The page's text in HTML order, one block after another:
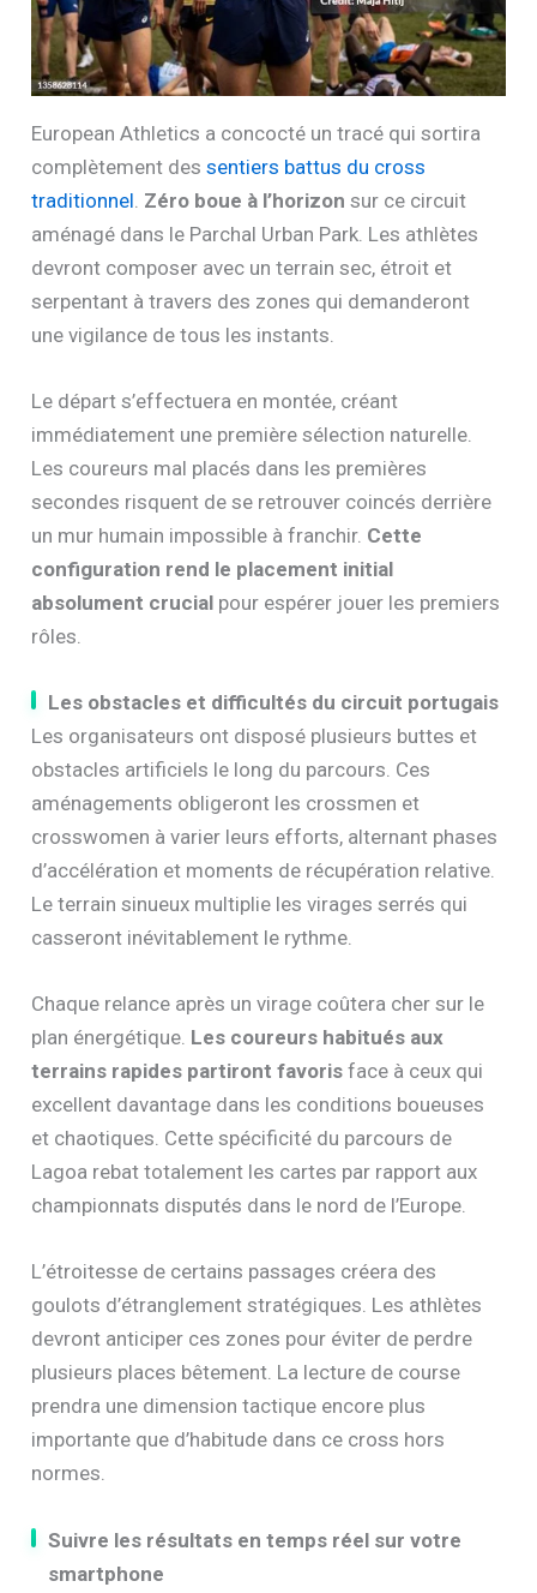
European Athletics a concocté un tracé qui sortira
complètement dessentiers battus du cross
traditionnel Zéro boue à l’horizon sur ce circuit
aménagé dans le Parchal Urban Park. Les athlètes
devront composer avec un terrain sec, étroit et
serpentant à travers des zones qui demanderont
une vigilance de tous les instants.
Le départ s’effectuera en montée, créant
immédiatement une première sélection naturelle.
Les coureurs mal placés dans les premières
secondes risquent de se retrouver coincés derrière
un mur humain impossible à franchir. Cette
configuration rend le placement initial
absolument crucial pour espérer jouer les premiers
rôles.
Les obstacles et difficultés du circuit portugais
Les organisateurs ont disposé plusieurs buttes et
obstacles artificiels le long du parcours. Ces
aménagements obligeront les crossmen et
crosswomen à varier leurs efforts, alternant phases
d’accélération et moments de récupération relative.
Le terrain sinueux multiplie les virages serrés qui
casseront inévitablement le rythme.
Chaque relance après un virage coûtera cher sur le
plan énergétique. Les coureurs habitués aux
terrains rapides partiront favoris face à ceux qui
excellent davantage dans les conditions boueuses
et chaotiques. Cette spécificité du parcours de
Lagoa rebat totalement les cartes par rapport aux
championnats disputés dans le nord de l’Europe.
L’étroitesse de certains passages créera des
goulots d’étranglement stratégiques. Les athlètes
devront anticiper ces zones pour éviter de perdre
plusieurs places bêtement. La lecture de course
prendra une dimension tactique encore plus
importante que d’habitude dans ce cross hors
normes.
Suivre les résultats en temps réel sur votre
smartphone